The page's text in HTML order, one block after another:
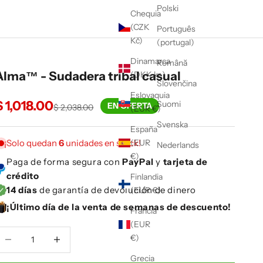
Chequia
(CZK
Kč)
Dinamarca
(DKK kr.)
Eslovaquia
(EUR €)
España
(EUR
€)
Finlandia
(EUR €)
Francia
(EUR
€)
Grecia
Polski
Português
(portugal)
Română
Slovenčina
Suomi
Svenska
Nederlands
- Sudadera tribal casual
de oferta
1,018.00Precio normal
$ 2,038.00 EN OFERTA
¡Solo quedan6 unidades en stock!
Paga de forma segura conPayPal y tarjeta de
crédito
14 días de garantía de devolución de dinero
¡Último día de la venta de semanas de descuento!